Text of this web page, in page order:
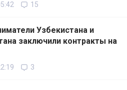
15
Узбекистана и
заключили контракты на
3